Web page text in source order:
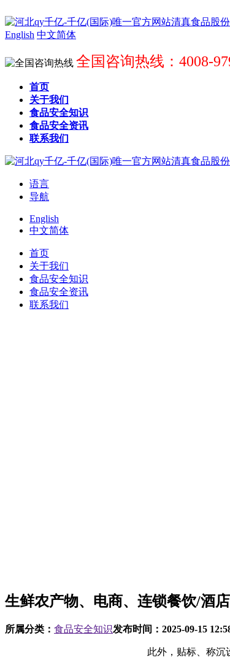
English 中文简体
全国咨询热线：4008-
首页
关于我们
食品安全知识
食品安全资讯
联系我们
语言
导航
English
中文简体
首页
关于我们
食品安全知识
食品安全资讯
联系我们
生鲜农产物、电商、连锁餐饮/酒店
所属分类： 食品安全知识发布时间： 2025-09-15
此外，贴标、称沉设